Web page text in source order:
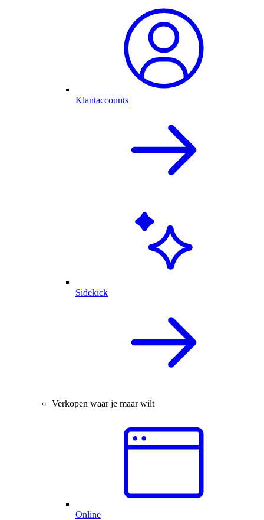
Klantaccounts
Sidekick
Verkopen waar je maar wilt
Online